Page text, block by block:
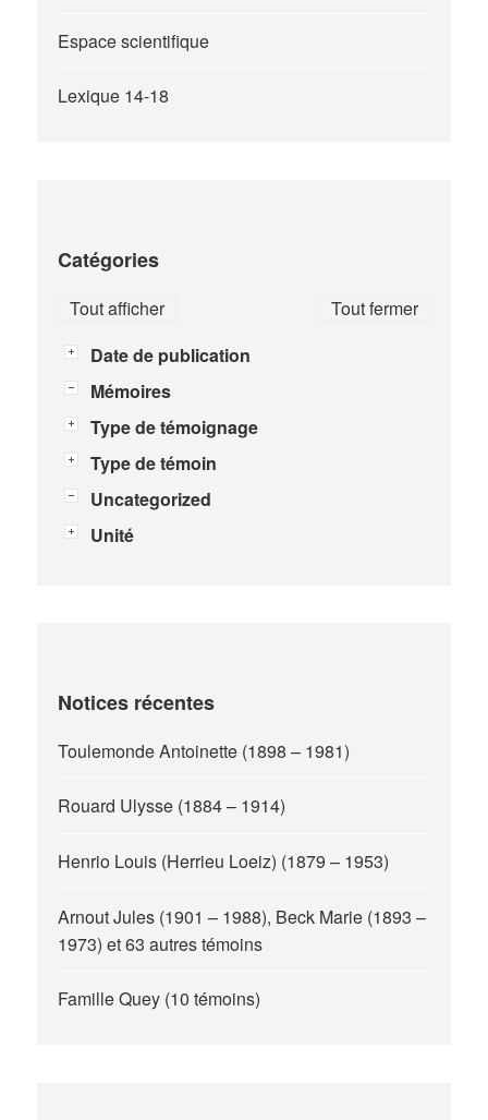
Espace scientifique
Lexique 14-18
Catégories
Tout fermer
Tout afficher
Date de publication
Mémoires
Type de témoignage
Type de témoin
Uncategorized
Unité
Notices récentes
Toulemonde Antoinette (1898 – 1981)
Rouard Ulysse (1884 – 1914)
Henrio Louis (Herrieu Loeiz) (1879 – 1953)
Arnout Jules (1901 – 1988), Beck Marie (1893 –
1973) et 63 autres témoins
Famille Quey (10 témoins)